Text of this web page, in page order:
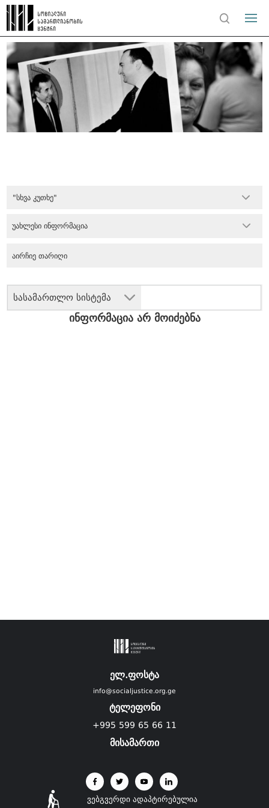
"სხვა კუთხე"
სასამართლო სისტემა
უახლესი ინფორმაცია
ინფორმაცია არ მოიძებნა
ელ.ფოსტა
info@socialjustice.org.ge
ტელეფონი
+995 599 65 66 11
მისამართი
ვებგვერდი ადაპტირებულია